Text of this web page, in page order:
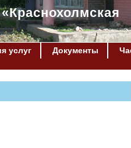
услуг Документы